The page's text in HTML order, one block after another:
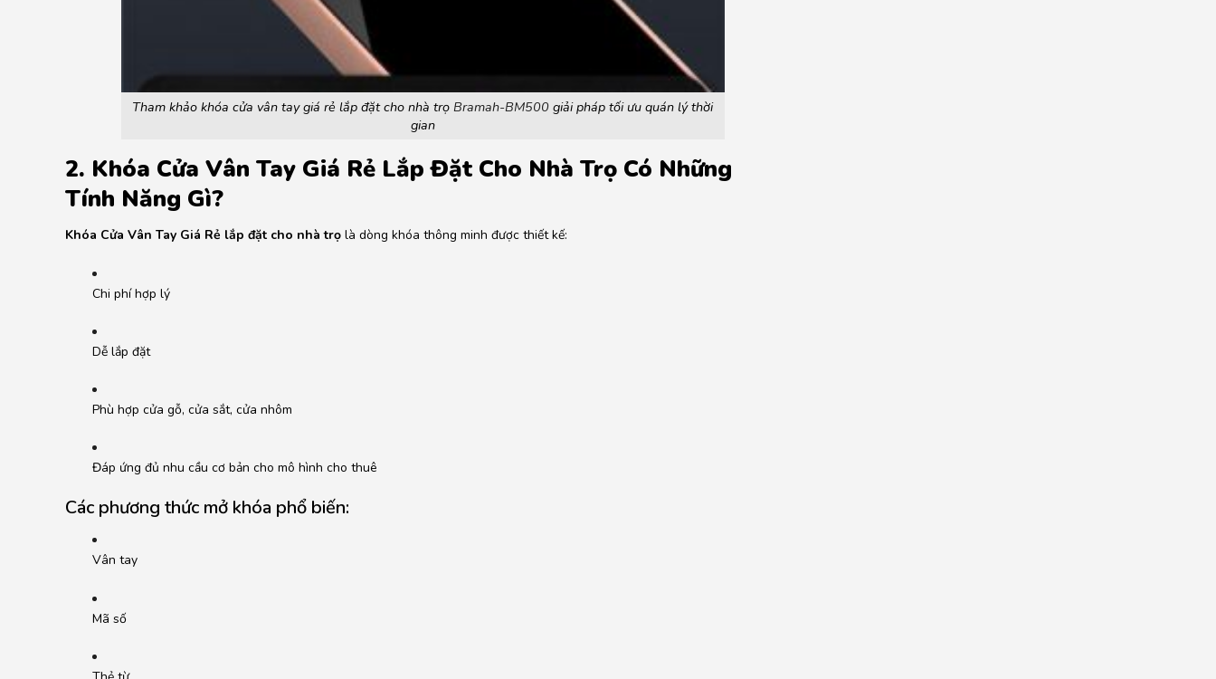
Tham khảo khóa cửa vân tay giá rẻ lắp đặt cho nhà trọ Bramah-BM500 giải pháp tối ưu quán lý thời
gian
2. Khóa Cửa Vân Tay Giá Rẻ Lắp Đặt Cho Nhà Trọ Có Những
Tính Năng Gì?
Khóa Cửa Vân Tay Giá Rẻ lắp đặt cho nhà trọ là dòng khóa thông minh được thiết kế:
Chi phí hợp lý
Dễ lắp đặt
Phù hợp cửa gỗ, cửa sắt, cửa nhôm
Đáp ứng đủ nhu cầu cơ bản cho mô hình cho thuê
Các phương thức mở khóa phổ biến:
Vân tay
Mã số